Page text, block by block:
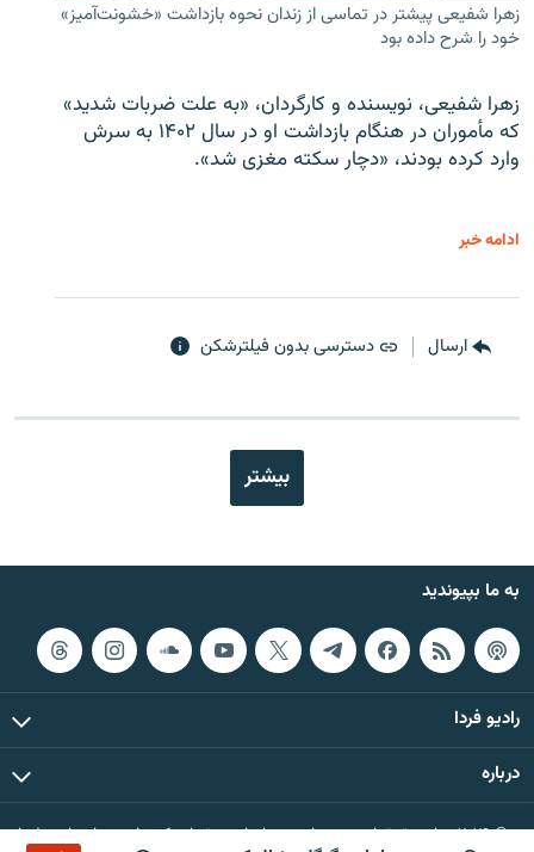
زهرا شفیعی پیشتر در تماسی از زندان نحوه بازداشت «خشونت‌آمیز»
خود را شرح داده بود
زهرا شفیعی، نویسنده و کارگردان، «به علت ضربات شدید»
که مأموران در هنگام بازداشت او در سال ۱۴۰۲ به سرش
وارد کرده بودند، «دچار سکته مغزی شد».
ادامه خبر
ارسال دسترسی بدون فیلترشکن
بیشتر
به ما بپیوندید
رادیو فردا
درباره
© ۲۰۲۶ تمام حقوق این وب‌سایت، بر اساس مقررات کپی‌رایت، برای رادیو فردا